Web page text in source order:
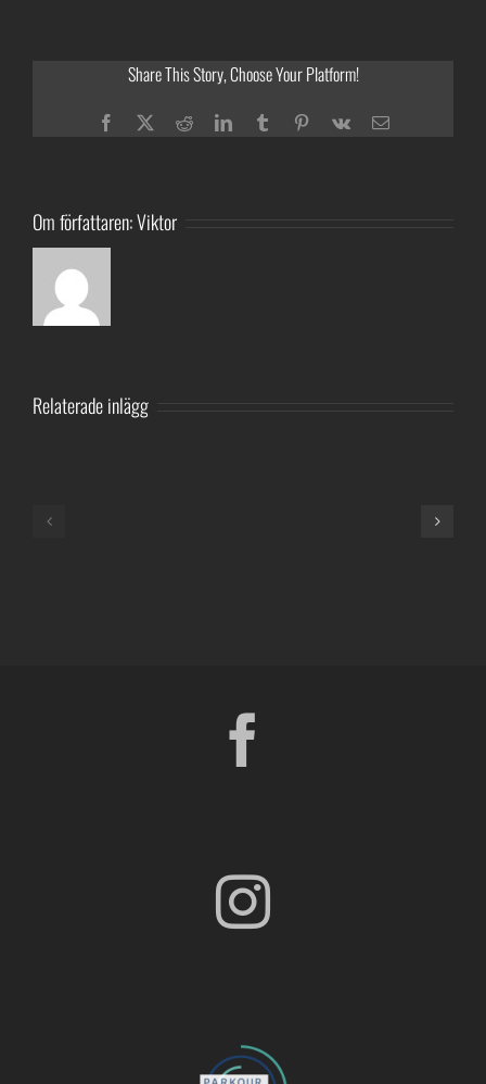
Share This Story, Choose Your Platform!
Facebook
TwitterRedditLinkedInTumblrPinterest
Vk
E-
Om författaren:Viktor
Relaterade inlägg